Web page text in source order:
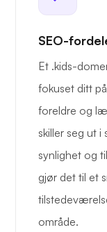
SEO-
Et .kids-
fokuset ditt
foreldre og
skiller seg ut
synlighet og
gjør det til et
område.